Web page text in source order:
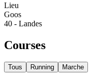
Lieu
Goos
40 - Landes
Courses
Tous Running Marche